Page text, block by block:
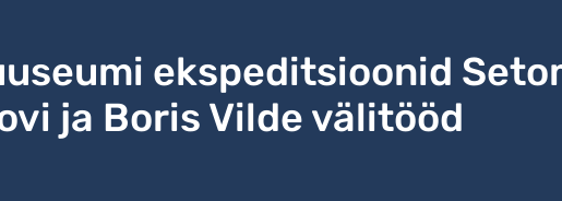
ekspeditsioonid
ja Boris Vilde välitööd